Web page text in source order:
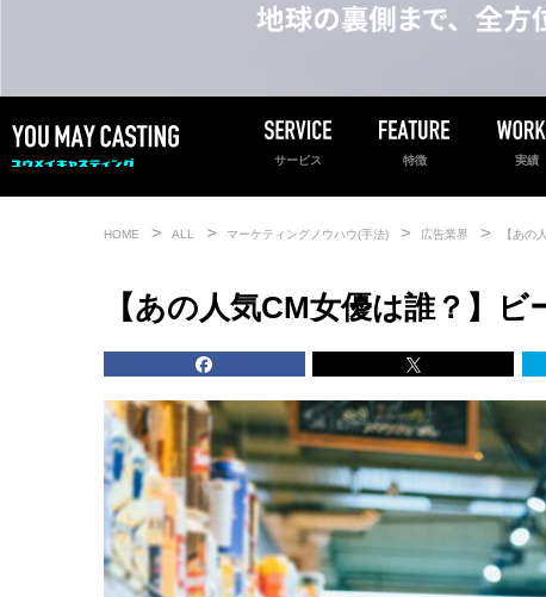
サービス 特徴 実績
HOME ALL マーケティングノウハウ(手法) 広告業界 【あの
【あの人気CM女優は誰？】